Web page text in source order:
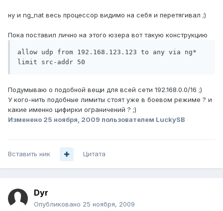
ну и ng_nat весь процессор видимо на себя и перетягивал ;)
Пока поставил лично на этого юзера вот такую конструкцию
allow udp from 192.168.123.123 to any via ng*
limit src-addr 50
Подумываю о подобной вещи для всей сети 192.168.0.0/16 ;)
У кого-нить подобные лимиты стоят уже в боевом режиме ? и
какие именно цифирки ограничений ? ;)
Изменено 25 ноября, 2009 пользователем LuckySB
Вставить ник Цитата
Dyr
Опубликовано 25 ноября, 2009